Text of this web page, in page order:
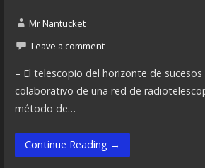
Mr Nantucket
Leave a comment
– El telescopio del horizonte de
colaborativo de una red de
método de…
Continue Reading →